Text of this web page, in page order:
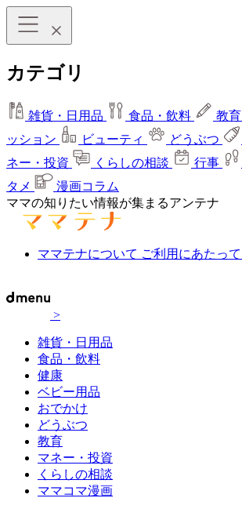
カテゴリ
雑貨・日用品 食品・飲料 教育
ッション
ビューティ どうぶつ
ネー・投資
くらしの相談 行事
タメ
漫画コラム
ママの知りたい情報が集まるアンテナ
ママテナについて ご利用にあたって
>
雑貨・日用品
食品・飲料
健康
ベビー用品
おでかけ
どうぶつ
教育
マネー・投資
くらしの相談
ママコマ漫画